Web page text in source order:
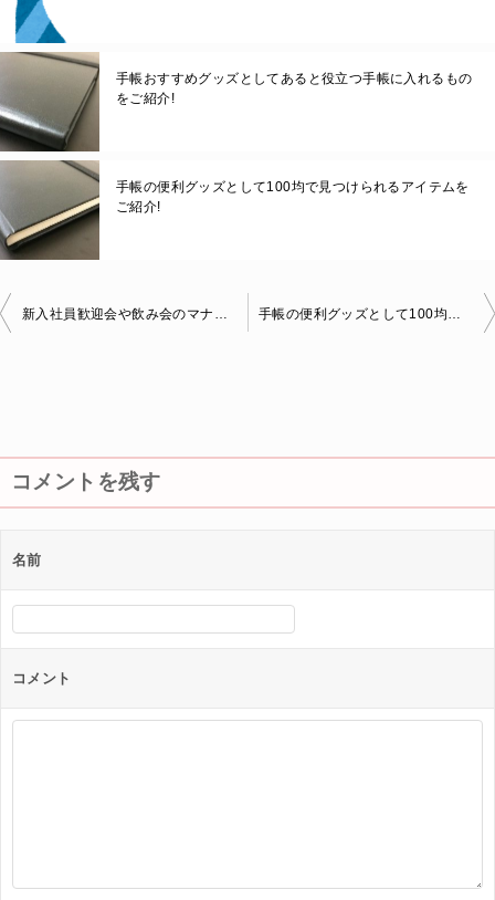
手帳おすすめグッズとしてあると役立つ手帳に入れるもの
をご紹介!
手帳の便利グッズとして100均で見つけられるアイテムを
ご紹介!
投
ゲ
ー
ョ
新入社員歓迎会や飲み会のマナー!好印象を与えるポイント5選 手帳の便利グッズとして100均で見つけられるアイテムをご紹介!
コメントを残す
名前
コメント